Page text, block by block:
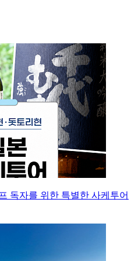
독자를 위한 특별한 사케투어